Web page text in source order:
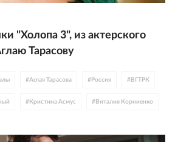
"Холопа 3", из актерского
Тарасову
#Аглая Тарасова # Россия # ВГТРК
# Кристина Асмус # Виталия Корниенко